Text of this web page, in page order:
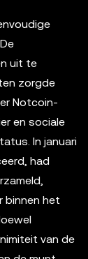
uit te
zorgde
Notcoin-
en sociale
In januari
had
binnen het
van de